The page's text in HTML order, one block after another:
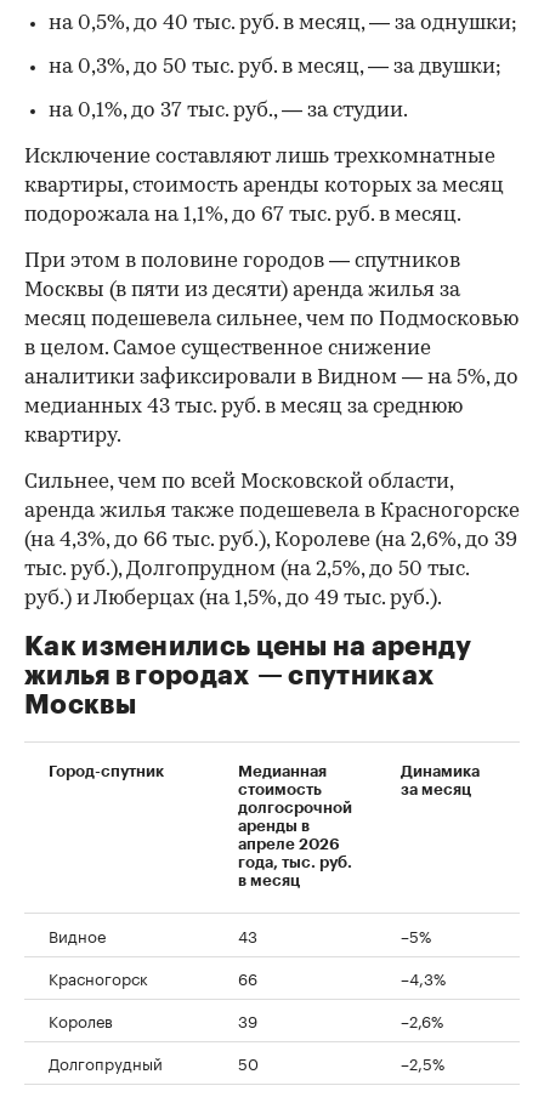
на 0,5%, до 40 тыс. руб. в месяц, — за однушки;
на 0,3%, до 50 тыс. руб. в месяц, — за двушки;
на 0,1%, до 37 тыс. руб., — за студии.
Исключение составляют лишь трехкомнатные
квартиры, стоимость аренды которых за месяц
подорожала на 1,1%, до 67 тыс. руб. в месяц.
При этом в половине городов — спутников
Москвы (в пяти из десяти) аренда жилья за
месяц подешевела сильнее, чем по Подмосковью
в целом. Самое существенное снижение
аналитики зафиксировали в Видном — на 5%, до
медианных 43 тыс. руб. в месяц за среднюю
квартиру.
Сильнее, чем по всей Московской области,
аренда жилья также подешевела в Красногорске
(на 4,3%, до 66 тыс. руб.), Королеве (на 2,6%, до 39
тыс. руб.), Долгопрудном (на 2,5%, до 50 тыс.
руб.) и Люберцах (на 1,5%, до 49 тыс. руб.).
Как изменились цены на аренду
жилья в городах — спутниках
Москвы
Город-спутник
Медианная
стоимость
долгосрочной
аренды в
апреле 2026
года, тыс. руб.
в месяц
Динамика
за месяц
Видное 43
–5%
Красногорск
66
–4,3%
Королев
39
–2,6%
Долгопрудный
50
–2,5%